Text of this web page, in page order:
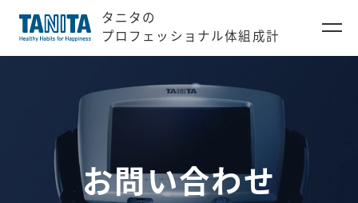
タニタの
プロフェッショナル体組成計
お問い合わせ